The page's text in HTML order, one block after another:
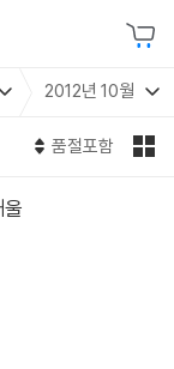
2012년 10월
품절포함
울